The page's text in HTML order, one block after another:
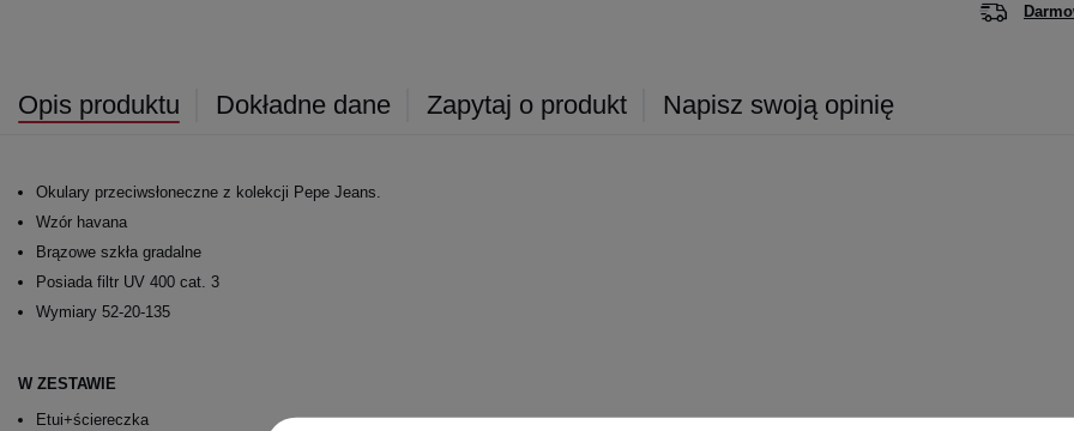
Opis produktu Dokładne dane Zapytaj o produkt Napisz swoją opinię
Okulary przeciwsłoneczne z kolekcji Pepe Jeans.
Wzór havana
Brązowe szkła gradalne
Posiada filtr UV 400 cat. 3
Wymiary 52-20-135
W ZESTAWIE
Etui+ściereczka